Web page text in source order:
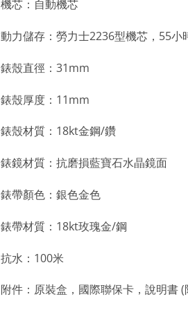
機芯：自動機芯
動力儲存：勞力士2236型機芯，55小
錶殼直徑：31mm
錶殼厚度：11mm
錶殼材質：18kt金鋼/鑽
錶鏡材質：抗磨損藍寶石水晶鏡面
錶帶顏色：銀色金色
錶帶材質：18kt玫瑰金/鋼
抗水：100米
附件：原裝盒，國際聯保卡，說明書 (